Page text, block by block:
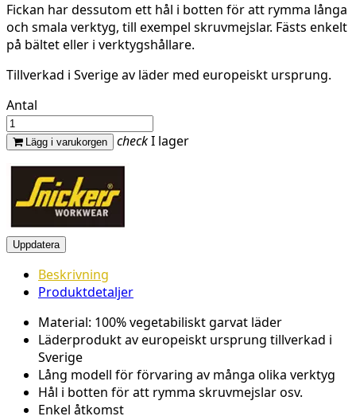
Fickan har dessutom ett hål i botten för att rymma långa
och smala verktyg, till exempel skruvmejslar. Fästs enkelt
på bältet eller i verktygshållare.
Tillverkad i Sverige av läder med europeiskt ursprung.
Antal
Lägg i varukorgen checkI lager
Beskrivning
Produktdetaljer
Material: 100% vegetabiliskt garvat läder
Läderprodukt av europeiskt ursprung tillverkad i
Sverige
Lång modell för förvaring av många olika verktyg
Hål i botten för att rymma skruvmejslar osv.
Enkel åtkomst